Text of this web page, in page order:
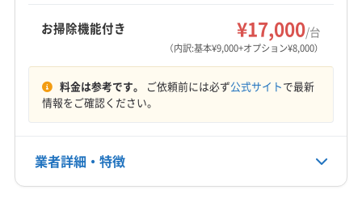
(宮崎県) 児湯郡新富町
(宮崎県) 西都市
(宮崎県) 都城市
(宮崎県) 東諸県郡綾町
(宮崎県) 東諸県郡国富町
(宮崎県) 日南市
(宮崎県) 北諸県郡三股町
営業時間
定休日
年中無休
080-3937-3877
お掃除機能付き ¥17,000/台
（内訳:基本¥9,000+オプション¥8,000）
料金は参考です。 ご依頼前には必ず公式サイトで最新
情報をご確認ください。
業者詳細・特徴